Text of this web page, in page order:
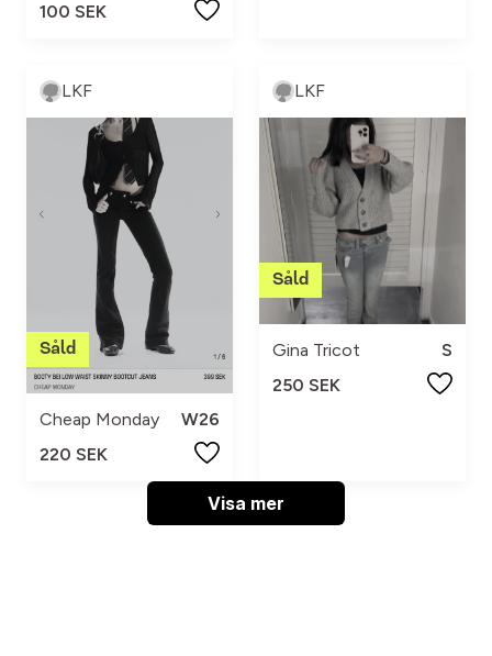
100 SEK
LKF
Cheap Monday
W26
220 SEK
LKF
Gina Tricot
S
250 SEK
Visa mer